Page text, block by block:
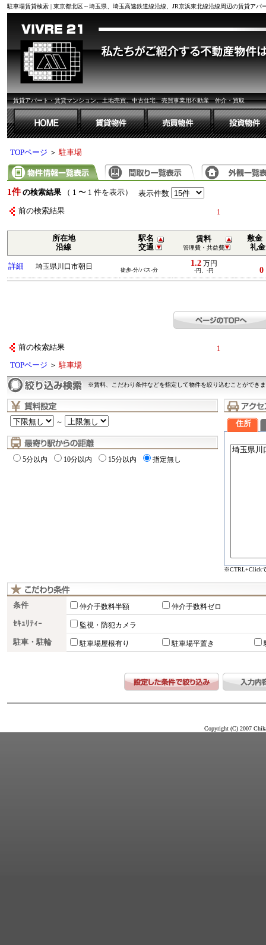
駐車場賃貸検索 | 東京都北区～埼玉県、埼玉高速鉄道線沿線、JR京浜東北線沿線周辺の賃貸アパ
賃貸アパート・賃貸マンション、土地売買、中古住宅、売買事業用不動産 仲介・買取
TOPページ ＞駐車場
1件 の検索結果 （ 1 〜 1 件を表示） 表示件数
前の検索結果 1
所在地
沿線
駅名
交通
賃料
管理費・共益費
敷金
礼金
詳細 埼玉県川口市朝日 徒歩-分/バス-分
1.2万円
-円、-円 0
前の検索結果 1
TOPページ ＞駐車場
※賃料、こだわり条件などを指定して物件を絞り込むことができ
～
5分以内 10分以内 15分以内 指定無し
住所
※CTRL+Click
条件 仲介手数料半額 仲介手数料ゼロ
ｾｷｭﾘﾃｨｰ 監視・防犯カメラ
駐車・駐輪 駐車場屋根有り 駐車場平置き
Copyright (C) 2007